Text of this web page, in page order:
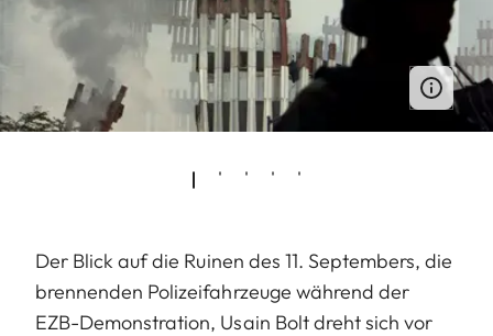
Der Blick auf die Ruinen des 11. Septembers, die
brennenden Polizeifahrzeuge während der
EZB-Demonstration, Usain Bolt dreht sich vor